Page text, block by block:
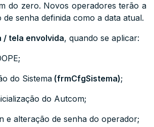
do zero. Novos operadores terão a
de senha definida como a data atual.
/ tela envolvida, quando se aplicar:
do Sistema (frmCfgSistema);
do Autcom;
e alteração de senha do operador;